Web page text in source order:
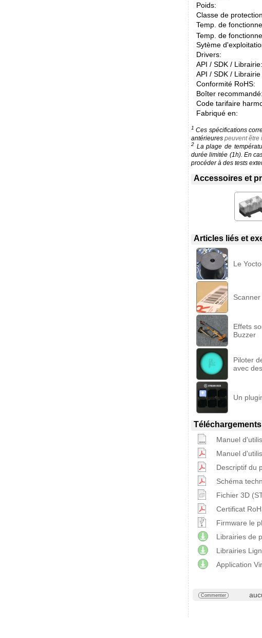
Poids:
Classe de
Temp. de
Temp. de
Sytème
Drivers:
API / SDK / Librairie:
API / SDK /
Conformité RoHS:
Boîter recommandé:
Code tarifaire
Fabriqué en:
1 Ces spécifications
antérieures peuvent être
2 La plage de
durée limitée (1h). En
procéder à des tests
Accessoires et
Articles liés et
Le
Effets
Buzzer
Piloter
avec
Un
Téléchargements
Manuel
Manuel
Descriptif du
Schéma
Fichier 3D
Certificat
Firmware le
Librairies de
Librairies
Application
Commenter